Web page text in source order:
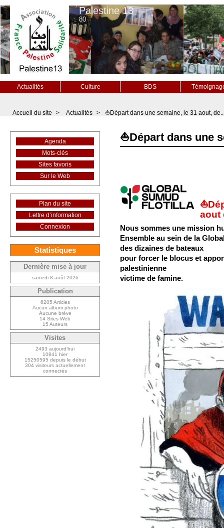
Palestine 13
80
Actualités Culture BDS
Accueil du site > Actualités > ⛵Départ dans une semaine, le 31 aout,
⛵Départ dans une
aout
Nous sommes une mission
Ensemble au sein de la
des dizaines de bateaux
pour forcer le blocus et
palestinienne
victime de famine.
Agenda
Mots-clés
Sites favoris
Sur le Web
Plan du site
Lettre d’information
Connexion
Statistiques
Dernière mise à jour
samedi 8 août 2026
Publication
6205 Articles
Aucun album photo
Aucune brève
14 Sites Web
15 Auteurs
Visites
2493 aujourd’hui
10841 hier
15250595 depuis le début
304 visiteurs actuellement
connectés